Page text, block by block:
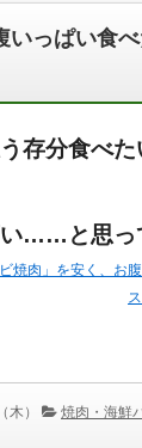
っぱい食
存分食べた
……と思っ
焼肉」を安く、お
） 焼肉・海鮮